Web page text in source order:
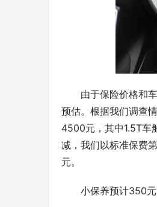
由于保险价格和
预估。根据我们调查
4500元，其中1.5T车
减，我们以标准保费
元。
小保养预计350